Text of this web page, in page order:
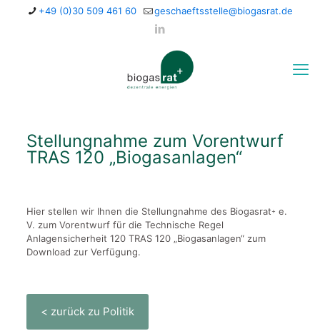
+49 (0)30 509 461 60 geschaeftsstelle@biogasrat.de
Stellungnahme zum Vorentwurf
TRAS 120 „Biogasanlagen“
Hier stellen wir Ihnen die Stellungnahme des Biogasrat+ e.
V. zum Vorentwurf für die Technische Regel
Anlagensicherheit 120 TRAS 120 „Biogasanlagen“ zum
Download zur Verfügung.
< zurück zu Politik